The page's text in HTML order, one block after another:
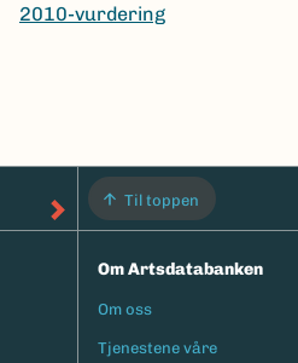
2010-vurdering
Til toppen
Om Artsdatabanken
Footermeny
Om oss
Tjenestene våre